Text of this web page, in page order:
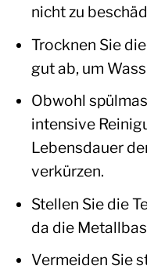
nicht zu
Trocknen Sie
gut ab, um
Obwohl
intensive
Lebensdauer
verkürzen.
Stellen Sie die
da die
Vermeiden Sie